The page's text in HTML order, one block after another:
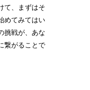
て、まずはそ
めてみてはい
挑戦が、あな
繋がることで